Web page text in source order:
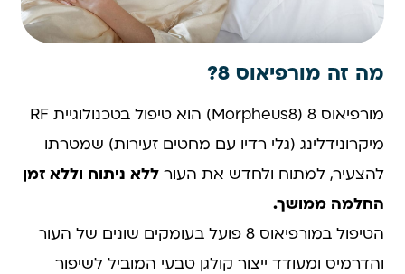
מה זה מורפיאוס 8?
מורפיאוס 8 (Morpheus8) הוא טיפול בטכנולוגיית RF
מיקרונידלינג (גלי רדיו עם מחטים זעירות) שמטרתו
להצעיר, למתוח ולחדש את העורללא ניתוח וללא זמן
החלמה ממושך.
הטיפול במורפיאוס 8 פועל בעומקים שונים של העור
והדרמיס ומעודד ייצור קולגן טבעי המוביל לשיפור